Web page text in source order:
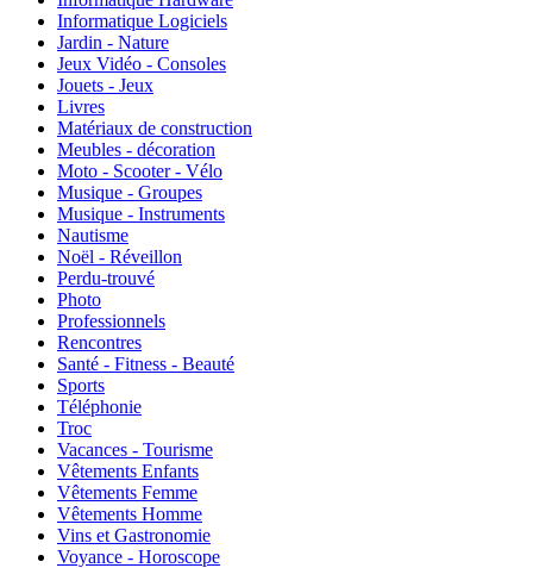
Informatique Logiciels
Jardin - Nature
Jeux Vidéo - Consoles
Jouets - Jeux
Livres
Matériaux de construction
Meubles - décoration
Moto - Scooter - Vélo
Musique - Groupes
Musique - Instruments
Nautisme
Noël - Réveillon
Perdu-trouvé
Photo
Professionnels
Rencontres
Santé - Fitness - Beauté
Sports
Téléphonie
Troc
Vacances - Tourisme
Vêtements Enfants
Vêtements Femme
Vêtements Homme
Vins et Gastronomie
Voyance - Horoscope